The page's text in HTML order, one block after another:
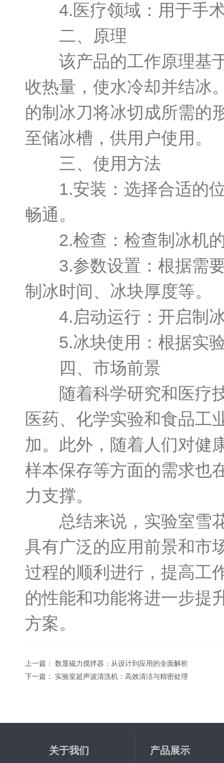
4.医疗领域：用于手术
二、原理
该产品的工作原理基于
收热量，使水冷却并结冰
的制冰刀将冰切成所需的
至储冰槽，供用户使用。
三、使用方法
1.安装：选择合适的位
畅通。
2.检查：检查制冰机的
3.参数设置：根据需要
制冰时间、冰块厚度等。
4.启动运行：开启制冰
5.冰块使用：根据实验
四、市场前景
随着科学研究和医疗技
医药、化学实验和食品工
加。此外，随着人们对健
样本保存等方面的需求也
力支撑。
总结来说，实验室雪花
具有广泛的应用前景和市
过程的顺利进行，提高工
的性能和功能将进一步提
方案。
上一篇： 数显磁力搅拌器：从设计到应用的全面解析
下一篇： 实验室超声波清洗机：高效清洁与精密处理
关于我们 产品展示